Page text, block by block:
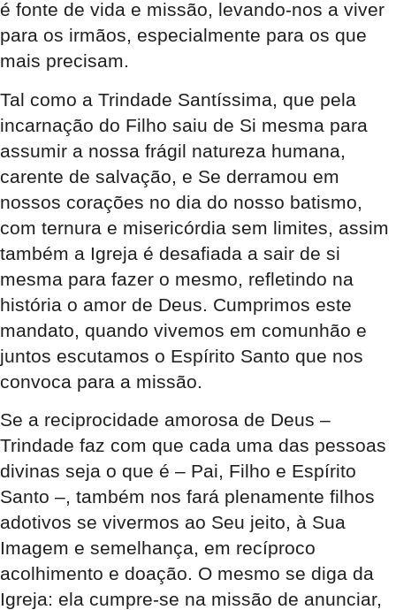
é fonte de vida e missão, levando-nos a viver
para os irmãos, especialmente para os que
mais precisam.
Tal como a Trindade Santíssima, que pela
incarnação do Filho saiu de Si mesma para
assumir a nossa frágil natureza humana,
carente de salvação, e Se derramou em
nossos corações no dia do nosso batismo,
com ternura e misericórdia sem limites, assim
também a Igreja é desafiada a sair de si
mesma para fazer o mesmo, refletindo na
história o amor de Deus. Cumprimos este
mandato, quando vivemos em comunhão e
juntos escutamos o Espírito Santo que nos
convoca para a missão.
Se a reciprocidade amorosa de Deus –
Trindade faz com que cada uma das pessoas
divinas seja o que é – Pai, Filho e Espírito
Santo –, também nos fará plenamente filhos
adotivos se vivermos ao Seu jeito, à Sua
Imagem e semelhança, em recíproco
acolhimento e doação. O mesmo se diga da
Igreja: ela cumpre-se na missão de anunciar,